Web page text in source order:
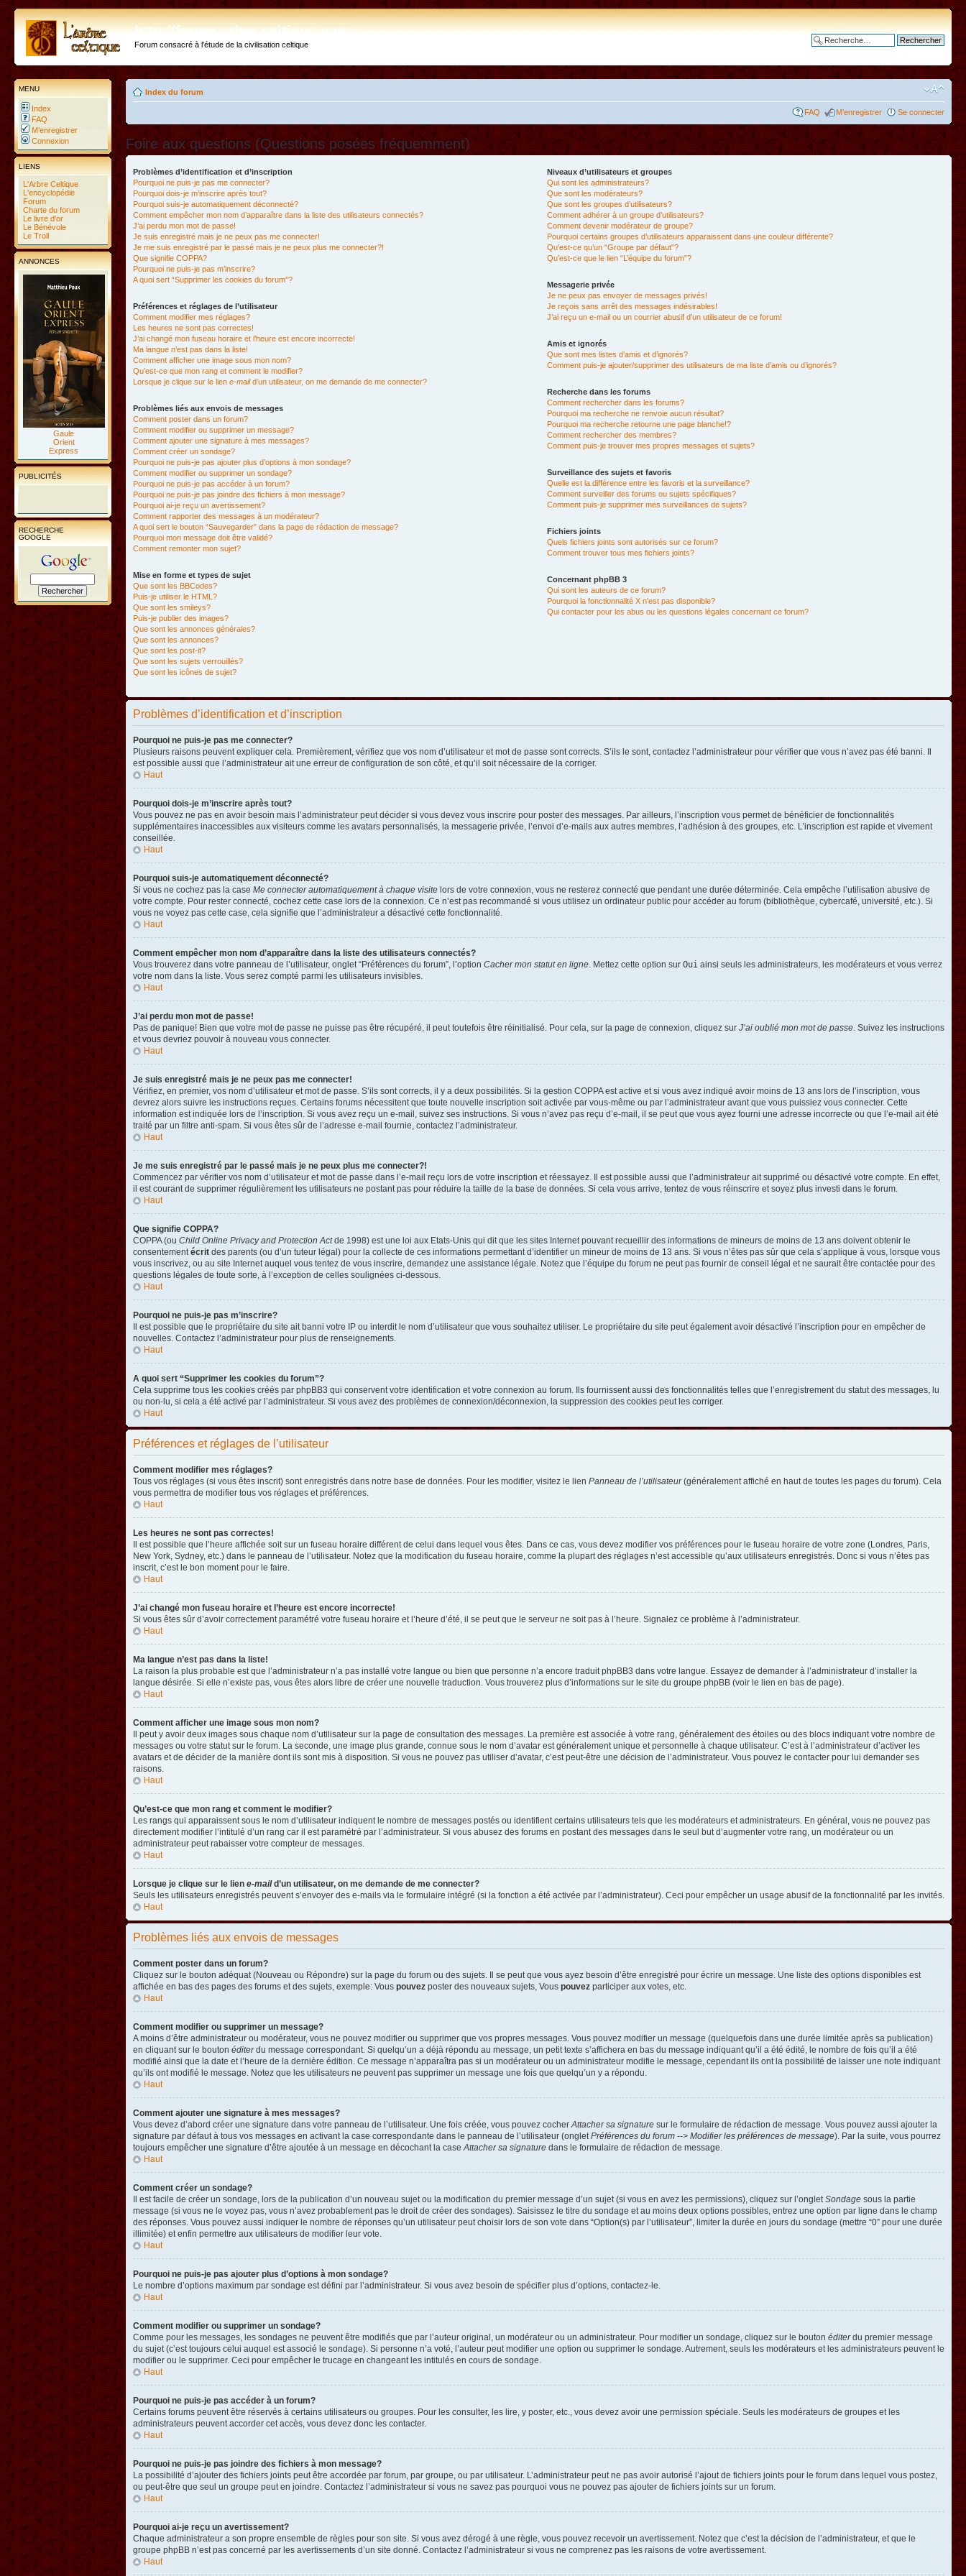
http://forum.arbre-celtique.com
Forum consacré à l'étude de la civilisation celtique
MENU
Index
FAQ
M’enregistrer
Connexion
LIENS
L'Arbre Celtique
L'encyclopédie
Forum
Charte du forum
Le livre d'or
Le Bénévole
Le Troll
ANNONCES
Gaule
Orient
Express
PUBLICITÉS
RECHERCHE
GOOGLE
Index du forum
FAQ M’enregistrer Se connecter
Foire aux questions (Questions posées fréquemment)
Problèmes d’identification et d’inscription
Pourquoi ne puis-je pas me connecter?
Pourquoi dois-je m’inscrire après tout?
Pourquoi suis-je automatiquement déconnecté?
Comment empêcher mon nom d’apparaître dans la liste des utilisateurs connectés?
J’ai perdu mon mot de passe!
Je suis enregistré mais je ne peux pas me connecter!
Je me suis enregistré par le passé mais je ne peux plus me connecter?!
Que signifie COPPA?
Pourquoi ne puis-je pas m’inscrire?
A quoi sert “Supprimer les cookies du forum”?
Préférences et réglages de l’utilisateur
Comment modifier mes réglages?
Les heures ne sont pas correctes!
J’ai changé mon fuseau horaire et l’heure est encore incorrecte!
Ma langue n’est pas dans la liste!
Comment afficher une image sous mon nom?
Qu’est-ce que mon rang et comment le modifier?
Lorsque je clique sur le lien e-maild’un utilisateur, on me demande de me connecter?
Problèmes liés aux envois de messages
Comment poster dans un forum?
Comment modifier ou supprimer un message?
Comment ajouter une signature à mes messages?
Comment créer un sondage?
Pourquoi ne puis-je pas ajouter plus d’options à mon sondage?
Comment modifier ou supprimer un sondage?
Pourquoi ne puis-je pas accéder à un forum?
Pourquoi ne puis-je pas joindre des fichiers à mon message?
Pourquoi ai-je reçu un avertissement?
Comment rapporter des messages à un modérateur?
A quoi sert le bouton “Sauvegarder” dans la page de rédaction de message?
Pourquoi mon message doit être validé?
Comment remonter mon sujet?
Mise en forme et types de sujet
Que sont les BBCodes?
Puis-je utiliser le HTML?
Que sont les smileys?
Puis-je publier des images?
Que sont les annonces générales?
Que sont les annonces?
Que sont les post-it?
Que sont les sujets verrouillés?
Que sont les icônes de sujet?
Niveaux d’utilisateurs et groupes
Qui sont les administrateurs?
Que sont les modérateurs?
Que sont les groupes d’utilisateurs?
Comment adhérer à un groupe d’utilisateurs?
Comment devenir modérateur de groupe?
Pourquoi certains groupes d’utilisateurs apparaissent dans une couleur différente?
Qu’est-ce qu’un “Groupe par défaut”?
Qu’est-ce que le lien “L’équipe du forum”?
Messagerie privée
Je ne peux pas envoyer de messages privés!
Je reçois sans arrêt des messages indésirables!
J’ai reçu un e-mail ou un courrier abusif d’un utilisateur de ce forum!
Amis et ignorés
Que sont mes listes d’amis et d’ignorés?
Comment puis-je ajouter/supprimer des utilisateurs de ma liste d’amis ou d’ignorés?
Recherche dans les forums
Comment rechercher dans les forums?
Pourquoi ma recherche ne renvoie aucun résultat?
Pourquoi ma recherche retourne une page blanche!?
Comment rechercher des membres?
Comment puis-je trouver mes propres messages et sujets?
Surveillance des sujets et favoris
Quelle est la différence entre les favoris et la surveillance?
Comment surveiller des forums ou sujets spécifiques?
Comment puis-je supprimer mes surveillances de sujets?
Fichiers joints
Quels fichiers joints sont autorisés sur ce forum?
Comment trouver tous mes fichiers joints?
Concernant phpBB 3
Qui sont les auteurs de ce forum?
Pourquoi la fonctionnalité X n’est pas disponible?
Qui contacter pour les abus ou les questions légales concernant ce forum?
Problèmes d’identification et d’inscription
Pourquoi ne puis-je pas me connecter?
Plusieurs raisons peuvent expliquer cela. Premièrement, vérifiez que vos nom d’utilisateur et mot de passe sont corrects. S’ils le sont, contactez l’administrateur pour vérifier que vous n’avez pas été banni. Il
est possible aussi que l’administrateur ait une erreur de configuration de son côté, et qu’il soit nécessaire de la corriger.
Haut
Pourquoi dois-je m’inscrire après tout?
Vous pouvez ne pas en avoir besoin mais l’administrateur peut décider si vous devez vous inscrire pour poster des messages. Par ailleurs, l’inscription vous permet de bénéficier de fonctionnalités
supplémentaires inaccessibles aux visiteurs comme les avatars personnalisés, la messagerie privée, l’envoi d’e-mails aux autres membres, l’adhésion à des groupes, etc. L’inscription est rapide et vivement
conseillée.
Haut
Pourquoi suis-je automatiquement déconnecté?
Si vous ne cochez pas la case Me connecter automatiquement à chaque visite lors de votre connexion, vous ne resterez connecté que pendant une durée déterminée. Cela empêche l’utilisation abusive de
votre compte. Pour rester connecté, cochez cette case lors de la connexion. Ce n’est pas recommandé si vous utilisez un ordinateur public pour accéder au forum (bibliothèque, cybercafé, université, etc.). Si
vous ne voyez pas cette case, cela signifie que l’administrateur a désactivé cette fonctionnalité.
Haut
Comment empêcher mon nom d’apparaître dans la liste des utilisateurs connectés?
Vous trouverez dans votre panneau de l’utilisateur, onglet “Préférences du forum”, l’option Cacher mon statut en ligne . Mettez cette option sur Oui ainsi seuls les administrateurs, les modérateurs et vous verrez
votre nom dans la liste. Vous serez compté parmi les utilisateurs invisibles.
Haut
J’ai perdu mon mot de passe!
Pas de panique! Bien que votre mot de passe ne puisse pas être récupéré, il peut toutefois être réinitialisé. Pour cela, sur la page de connexion, cliquez sur J’ai oublié mon mot de passe . Suivez les instructions
et vous devriez pouvoir à nouveau vous connecter.
Haut
Je suis enregistré mais je ne peux pas me connecter!
Vérifiez, en premier, vos nom d’utilisateur et mot de passe. S’ils sont corrects, il y a deux possibilités. Si la gestion COPPA est active et si vous avez indiqué avoir moins de 13 ans lors de l’inscription, vous
devrez alors suivre les instructions reçues. Certains forums nécessitent que toute nouvelle inscription soit activée par vous-même ou par l’administrateur avant que vous puissiez vous connecter. Cette
information est indiquée lors de l’inscription. Si vous avez reçu un e-mail, suivez ses instructions. Si vous n’avez pas reçu d’e-mail, il se peut que vous ayez fourni une adresse incorrecte ou que l’e-mail ait été
traité par un filtre anti-spam. Si vous êtes sûr de l’adresse e-mail fournie, contactez l’administrateur.
Haut
Je me suis enregistré par le passé mais je ne peux plus me connecter?!
Commencez par vérifier vos nom d’utilisateur et mot de passe dans l’e-mail reçu lors de votre inscription et réessayez. Il est possible aussi que l’administrateur ait supprimé ou désactivé votre compte. En effet,
il est courant de supprimer régulièrement les utilisateurs ne postant pas pour réduire la taille de la base de données. Si cela vous arrive, tentez de vous réinscrire et soyez plus investi dans le forum.
Haut
Que signifie COPPA?
COPPA (ou Child Online Privacy and Protection Actde 1998) est une loi aux Etats-Unis qui dit que les sites Internet pouvant recueillir des informations de mineurs de moins de 13 ans doivent obtenir le
consentement écrit des parents (ou d’un tuteur légal) pour la collecte de ces informations permettant d’identifier un mineur de moins de 13 ans. Si vous n’êtes pas sûr que cela s’applique à vous, lorsque vous
vous inscrivez, ou au site Internet auquel vous tentez de vous inscrire, demandez une assistance légale. Notez que l’équipe du forum ne peut pas fournir de conseil légal et ne saurait être contactée pour des
questions légales de toute sorte, à l’exception de celles soulignées ci-dessous.
Haut
Pourquoi ne puis-je pas m’inscrire?
Il est possible que le propriétaire du site ait banni votre IP ou interdit le nom d’utilisateur que vous souhaitez utiliser. Le propriétaire du site peut également avoir désactivé l’inscription pour en empêcher de
nouvelles. Contactez l’administrateur pour plus de renseignements.
Haut
A quoi sert “Supprimer les cookies du forum”?
Cela supprime tous les cookies créés par phpBB3 qui conservent votre identification et votre connexion au forum. Ils fournissent aussi des fonctionnalités telles que l’enregistrement du statut des messages, lu
ou non-lu, si cela a été activé par l’administrateur. Si vous avez des problèmes de connexion/déconnexion, la suppression des cookies peut les corriger.
Haut
Préférences et réglages de l’utilisateur
Comment modifier mes réglages?
Tous vos réglages (si vous êtes inscrit) sont enregistrés dans notre base de données. Pour les modifier, visitez le lien Panneau de l’utilisateur(généralement affiché en haut de toutes les pages du forum). Cela
vous permettra de modifier tous vos réglages et préférences.
Haut
Les heures ne sont pas correctes!
Il est possible que l’heure affichée soit sur un fuseau horaire différent de celui dans lequel vous êtes. Dans ce cas, vous devez modifier vos préférences pour le fuseau horaire de votre zone (Londres, Paris,
New York, Sydney, etc.) dans le panneau de l’utilisateur. Notez que la modification du fuseau horaire, comme la plupart des réglages n’est accessible qu’aux utilisateurs enregistrés. Donc si vous n’êtes pas
inscrit, c’est le bon moment pour le faire.
Haut
J’ai changé mon fuseau horaire et l’heure est encore incorrecte!
Si vous êtes sûr d’avoir correctement paramétré votre fuseau horaire et l’heure d’été, il se peut que le serveur ne soit pas à l’heure. Signalez ce problème à l’administrateur.
Haut
Ma langue n’est pas dans la liste!
La raison la plus probable est que l’administrateur n’a pas installé votre langue ou bien que personne n’a encore traduit phpBB3 dans votre langue. Essayez de demander à l’administrateur d’installer la
langue désirée. Si elle n’existe pas, vous êtes alors libre de créer une nouvelle traduction. Vous trouverez plus d’informations sur le site du groupe phpBB (voir le lien en bas de page).
Haut
Comment afficher une image sous mon nom?
Il peut y avoir deux images sous chaque nom d’utilisateur sur la page de consultation des messages. La première est associée à votre rang, généralement des étoiles ou des blocs indiquant votre nombre de
messages ou votre statut sur le forum. La seconde, une image plus grande, connue sous le nom d’avatar est généralement unique et personnelle à chaque utilisateur. C’est à l’administrateur d’activer les
avatars et de décider de la manière dont ils sont mis à disposition. Si vous ne pouvez pas utiliser d’avatar, c’est peut-être une décision de l’administrateur. Vous pouvez le contacter pour lui demander ses
raisons.
Haut
Qu’est-ce que mon rang et comment le modifier?
Les rangs qui apparaissent sous le nom d’utilisateur indiquent le nombre de messages postés ou identifient certains utilisateurs tels que les modérateurs et administrateurs. En général, vous ne pouvez pas
directement modifier l’intitulé d’un rang car il est paramétré par l’administrateur. Si vous abusez des forums en postant des messages dans le seul but d’augmenter votre rang, un modérateur ou un
administrateur peut rabaisser votre compteur de messages.
Haut
Lorsque je clique sur le lien e-maild’un utilisateur, on me demande de me connecter?
Seuls les utilisateurs enregistrés peuvent s’envoyer des e-mails via le formulaire intégré (si la fonction a été activée par l’administrateur). Ceci pour empêcher un usage abusif de la fonctionnalité par les invités.
Haut
Problèmes liés aux envois de messages
Comment poster dans un forum?
Cliquez sur le bouton adéquat (Nouveau ou Répondre) sur la page du forum ou des sujets. Il se peut que vous ayez besoin d’être enregistré pour écrire un message. Une liste des options disponibles est
affichée en bas des pages des forums et des sujets, exemple: Vous pouvez poster des nouveaux sujets, Vous pouvez participer aux votes, etc.
Haut
Comment modifier ou supprimer un message?
A moins d’être administrateur ou modérateur, vous ne pouvez modifier ou supprimer que vos propres messages. Vous pouvez modifier un message (quelquefois dans une durée limitée après sa publication)
en cliquant sur le bouton éditerdu message correspondant. Si quelqu’un a déjà répondu au message, un petit texte s’affichera en bas du message indiquant qu’il a été édité, le nombre de fois qu’il a été
modifié ainsi que la date et l’heure de la dernière édition. Ce message n’apparaîtra pas si un modérateur ou un administrateur modifie le message, cependant ils ont la possibilité de laisser une note indiquant
qu’ils ont modifié le message. Notez que les utilisateurs ne peuvent pas supprimer un message une fois que quelqu’un y a répondu.
Haut
Comment ajouter une signature à mes messages?
Vous devez d’abord créer une signature dans votre panneau de l’utilisateur. Une fois créée, vous pouvez cocher Attacher sa signature sur le formulaire de rédaction de message. Vous pouvez aussi ajouter la
signature par défaut à tous vos messages en activant la case correspondante dans le panneau de l’utilisateur (onglet Préférences du forum --> Modifier les préférences de message). Par la suite, vous pourrez
toujours empêcher une signature d’être ajoutée à un message en décochant la case Attacher sa signature dans le formulaire de rédaction de message.
Haut
Comment créer un sondage?
Il est facile de créer un sondage, lors de la publication d’un nouveau sujet ou la modification du premier message d’un sujet (si vous en avez les permissions), cliquez sur l’onglet Sondage sous la partie
message (si vous ne le voyez pas, vous n’avez probablement pas le droit de créer des sondages). Saisissez le titre du sondage et au moins deux options possibles, entrez une option par ligne dans le champ
des réponses. Vous pouvez aussi indiquer le nombre de réponses qu’un utilisateur peut choisir lors de son vote dans “Option(s) par l’utilisateur”, limiter la durée en jours du sondage (mettre “0” pour une durée
illimitée) et enfin permettre aux utilisateurs de modifier leur vote.
Haut
Pourquoi ne puis-je pas ajouter plus d’options à mon sondage?
Le nombre d’options maximum par sondage est défini par l’administrateur. Si vous avez besoin de spécifier plus d’options, contactez-le.
Haut
Comment modifier ou supprimer un sondage?
Comme pour les messages, les sondages ne peuvent être modifiés que par l’auteur original, un modérateur ou un administrateur. Pour modifier un sondage, cliquez sur le bouton éditerdu premier message
du sujet (c’est toujours celui auquel est associé le sondage). Si personne n’a voté, l’auteur peut modifier une option ou supprimer le sondage. Autrement, seuls les modérateurs et les administrateurs peuvent le
modifier ou le supprimer. Ceci pour empêcher le trucage en changeant les intitulés en cours de sondage.
Haut
Pourquoi ne puis-je pas accéder à un forum?
Certains forums peuvent être réservés à certains utilisateurs ou groupes. Pour les consulter, les lire, y poster, etc., vous devez avoir une permission spéciale. Seuls les modérateurs de groupes et les
administrateurs peuvent accorder cet accès, vous devez donc les contacter.
Haut
Pourquoi ne puis-je pas joindre des fichiers à mon message?
La possibilité d’ajouter des fichiers joints peut être accordée par forum, par groupe, ou par utilisateur. L’administrateur peut ne pas avoir autorisé l’ajout de fichiers joints pour le forum dans lequel vous postez,
ou peut-être que seul un groupe peut en joindre. Contactez l’administrateur si vous ne savez pas pourquoi vous ne pouvez pas ajouter de fichiers joints sur un forum.
Haut
Pourquoi ai-je reçu un avertissement?
Chaque administrateur a son propre ensemble de règles pour son site. Si vous avez dérogé à une règle, vous pouvez recevoir un avertissement. Notez que c’est la décision de l’administrateur, et que le
groupe phpBB n’est pas concerné par les avertissements d’un site donné. Contactez l’administrateur si vous ne comprenez pas les raisons de votre avertissement.
Haut